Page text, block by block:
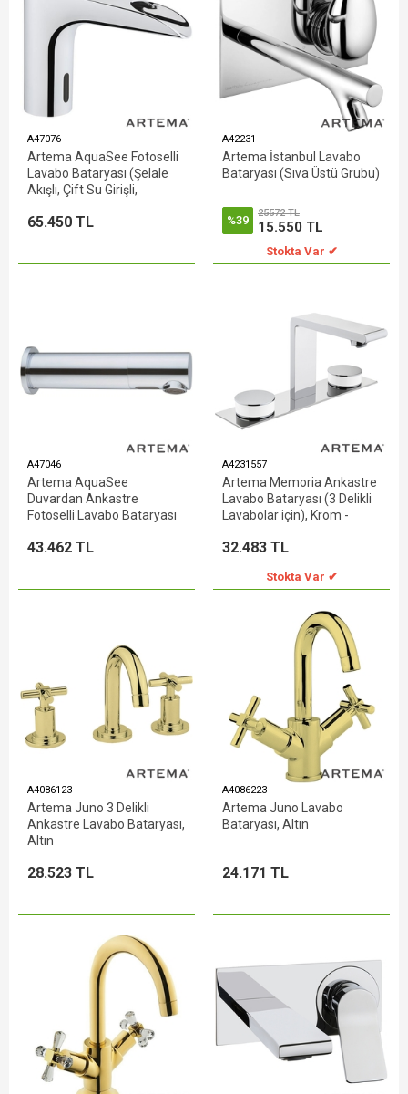
A47076
Artema AquaSee Fotoselli
Lavabo Bataryası (Şelale
Akışlı, Çift Su Girişli,
65.450 TL
A42231
Artema İstanbul Lavabo
Bataryası (Sıva Üstü Grubu)
%39
25572 TL
15.550 TL
Stokta Var ✔
A47046
Artema AquaSee
Duvardan Ankastre
Fotoselli Lavabo Bataryası
43.462 TL
A4231557
Artema Memoria Ankastre
Lavabo Bataryası (3 Delikli
Lavabolar için), Krom -
32.483 TL
Stokta Var ✔
A4086123
Artema Juno 3 Delikli
Ankastre Lavabo Bataryası,
Altın
28.523 TL
A4086223
Artema Juno Lavabo
Bataryası, Altın
24.171 TL